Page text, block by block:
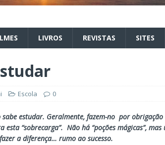
LIVROS REVISTAS SITES
Escola 0
estudar. Geralmente, fazem-no por obrigação
esta “sobrecarga”. Não há “poções mágicas”,
a diferença… rumo ao sucesso.